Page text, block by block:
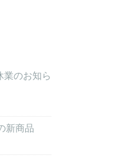
のお知ら
新商品